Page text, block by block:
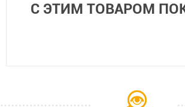
С ЭТИМ ТОВАРОМ